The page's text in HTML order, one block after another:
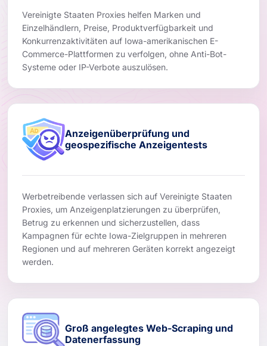
Vereinigte Staaten Proxies helfen Marken und
Einzelhändlern, Preise, Produktverfügbarkeit und
Konkurrenzaktivitäten auf Iowa-amerikanischen E-
Commerce-Plattformen zu verfolgen, ohne Anti-Bot-
Systeme oder IP-Verbote auszulösen.
Anzeigenüberprüfung und
geospezifische Anzeigentests
Werbetreibende verlassen sich auf Vereinigte Staaten
Proxies, um Anzeigenplatzierungen zu überprüfen,
Betrug zu erkennen und sicherzustellen, dass
Kampagnen für echte Iowa-Zielgruppen in mehreren
Regionen und auf mehreren Geräten korrekt angezeigt
werden.
Groß angelegtes Web-Scraping und
Datenerfassung